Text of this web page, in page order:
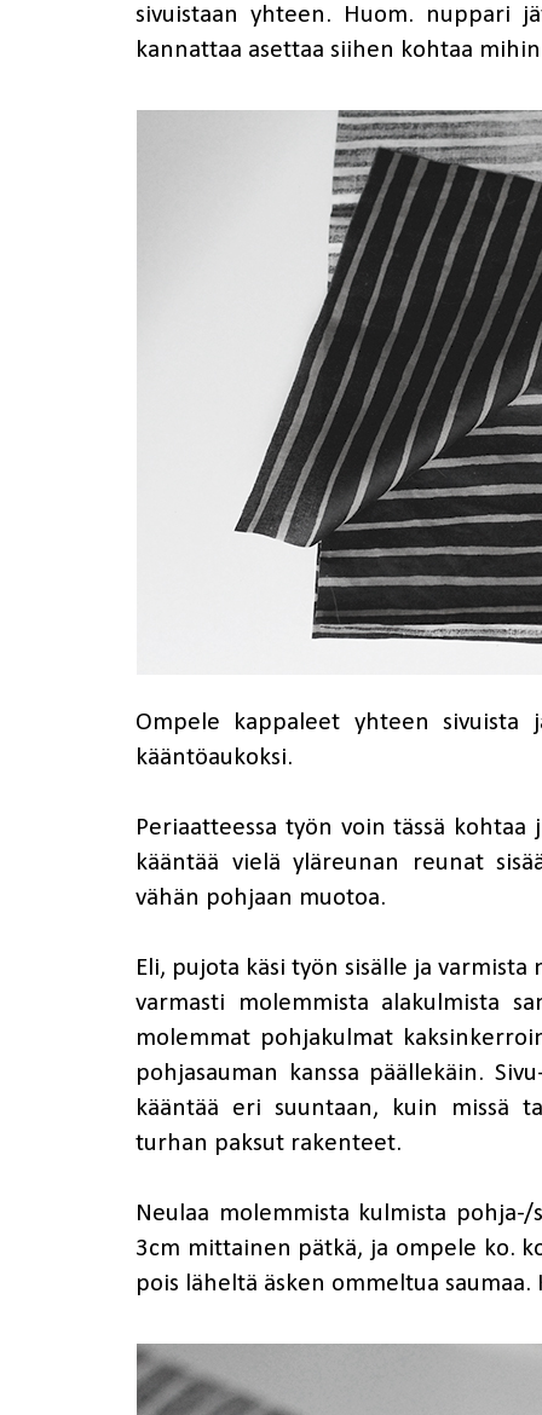
sivuistaan yhteen. Huom. nuppari
kannattaa asettaa siihen kohtaa
Ompele kappaleet yhteen sivuista
kääntöaukoksi.
Periaatteessa työn voin tässä
kääntää vielä yläreunan reunat
vähän pohjaan muotoa.
Eli, pujota käsi työn sisälle ja
varmasti molemmista alakulmista
molemmat pohjakulmat
pohjasauman kanssa päällekäin.
kääntää eri suuntaan, kuin missä
turhan paksut rakenteet.
Neulaa molemmista kulmista
3cm mittainen pätkä, ja ompele ko.
pois läheltä äsken ommeltua